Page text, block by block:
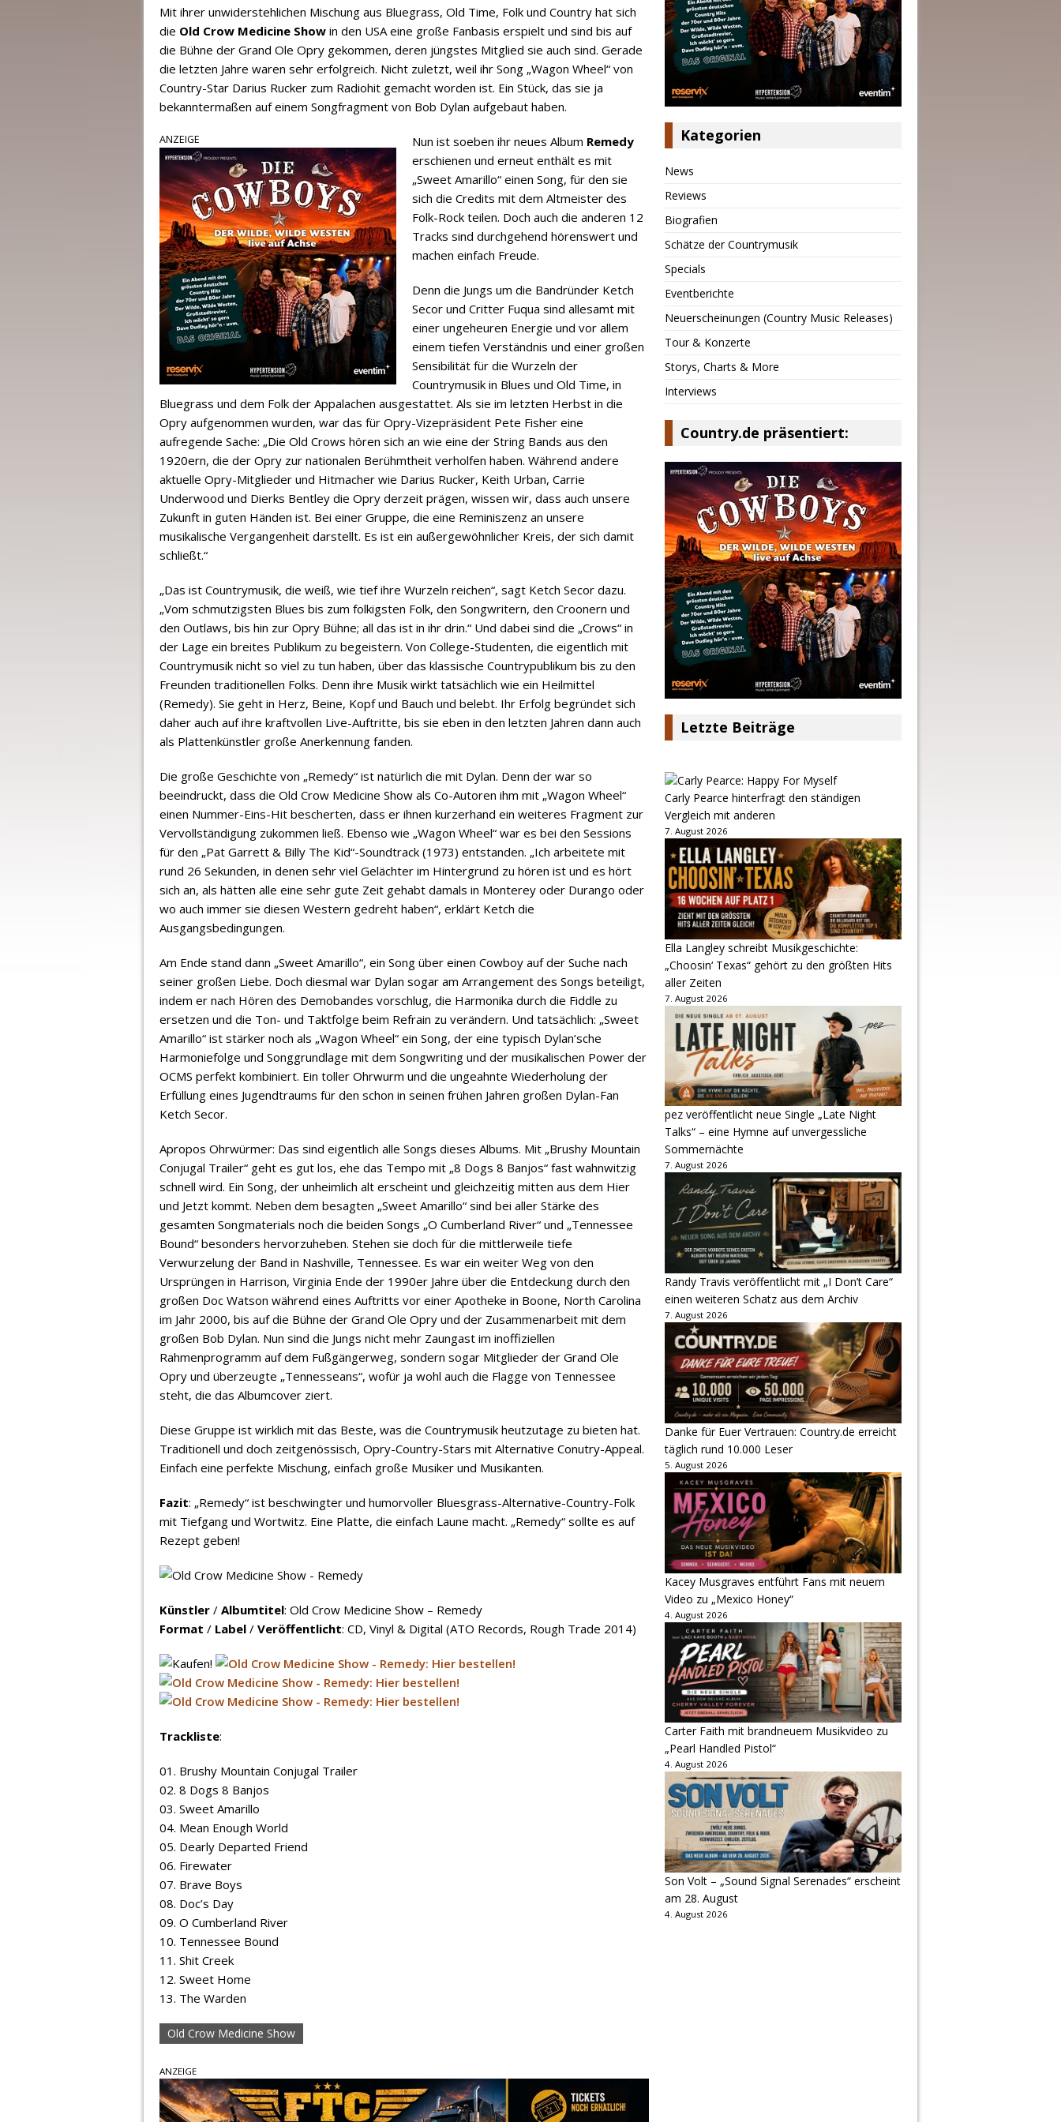
Mit ihrer unwiderstehlichen Mischung aus Bluegrass, Old Time, Folk und Country hat sich
die Old Crow Medicine Show in den USA eine große Fanbasis erspielt und sind bis auf
die Bühne der Grand Ole Opry gekommen, deren jüngstes Mitglied sie auch sind. Gerade
die letzten Jahre waren sehr erfolgreich. Nicht zuletzt, weil ihr Song „Wagon Wheel“ von
Country-Star Darius Rucker zum Radiohit gemacht worden ist. Ein Stück, das sie ja
bekanntermaßen auf einem Songfragment von Bob Dylan aufgebaut haben.
ANZEIGE Nun ist soeben ihr neues Album Remedy
erschienen und erneut enthält es mit
„Sweet Amarillo“ einen Song, für den sie
sich die Credits mit dem Altmeister des
Folk-Rock teilen. Doch auch die anderen 12
Tracks sind durchgehend hörenswert und
machen einfach Freude.
Denn die Jungs um die Bandründer Ketch
Secor und Critter Fuqua sind allesamt mit
einer ungeheuren Energie und vor allem
einem tiefen Verständnis und einer großen
Sensibilität für die Wurzeln der
Countrymusik in Blues und Old Time, in
Bluegrass und dem Folk der Appalachen ausgestattet. Als sie im letzten Herbst in die
Opry aufgenommen wurden, war das für Opry-Vizepräsident Pete Fisher eine
aufregende Sache: „Die Old Crows hören sich an wie eine der String Bands aus den
1920ern, die der Opry zur nationalen Berühmtheit verholfen haben. Während andere
aktuelle Opry-Mitglieder und Hitmacher wie Darius Rucker, Keith Urban, Carrie
Underwood und Dierks Bentley die Opry derzeit prägen, wissen wir, dass auch unsere
Zukunft in guten Händen ist. Bei einer Gruppe, die eine Reminiszenz an unsere
musikalische Vergangenheit darstellt. Es ist ein außergewöhnlicher Kreis, der sich damit
schließt.“
„Das ist Countrymusik, die weiß, wie tief ihre Wurzeln reichen“, sagt Ketch Secor dazu.
„Vom schmutzigsten Blues bis zum folkigsten Folk, den Songwritern, den Croonern und
den Outlaws, bis hin zur Opry Bühne; all das ist in ihr drin.“ Und dabei sind die „Crows“ in
der Lage ein breites Publikum zu begeistern. Von College-Studenten, die eigentlich mit
Countrymusik nicht so viel zu tun haben, über das klassische Countrypublikum bis zu den
Freunden traditionellen Folks. Denn ihre Musik wirkt tatsächlich wie ein Heilmittel
(Remedy). Sie geht in Herz, Beine, Kopf und Bauch und belebt. Ihr Erfolg begründet sich
daher auch auf ihre kraftvollen Live-Auftritte, bis sie eben in den letzten Jahren dann auch
als Plattenkünstler große Anerkennung fanden.
Die große Geschichte von „Remedy“ ist natürlich die mit Dylan. Denn der war so
beeindruckt, dass die Old Crow Medicine Show als Co-Autoren ihm mit „Wagon Wheel“
einen Nummer-Eins-Hit bescherten, dass er ihnen kurzerhand ein weiteres Fragment zur
Vervollständigung zukommen ließ. Ebenso wie „Wagon Wheel“ war es bei den Sessions
für den „Pat Garrett & Billy The Kid“-Soundtrack (1973) entstanden. „Ich arbeitete mit
rund 26 Sekunden, in denen sehr viel Gelächter im Hintergrund zu hören ist und es hört
sich an, als hätten alle eine sehr gute Zeit gehabt damals in Monterey oder Durango oder
wo auch immer sie diesen Western gedreht haben“, erklärt Ketch die
Ausgangsbedingungen.
Am Ende stand dann „Sweet Amarillo“, ein Song über einen Cowboy auf der Suche nach
seiner großen Liebe. Doch diesmal war Dylan sogar am Arrangement des Songs beteiligt,
indem er nach Hören des Demobandes vorschlug, die Harmonika durch die Fiddle zu
ersetzen und die Ton- und Taktfolge beim Refrain zu verändern. Und tatsächlich: „Sweet
Amarillo“ ist stärker noch als „Wagon Wheel“ ein Song, der eine typisch Dylan’sche
Harmoniefolge und Songgrundlage mit dem Songwriting und der musikalischen Power der
OCMS perfekt kombiniert. Ein toller Ohrwurm und die ungeahnte Wiederholung der
Erfüllung eines Jugendtraums für den schon in seinen frühen Jahren großen Dylan-Fan
Ketch Secor.
Apropos Ohrwürmer: Das sind eigentlich alle Songs dieses Albums. Mit „Brushy Mountain
Conjugal Trailer“ geht es gut los, ehe das Tempo mit „8 Dogs 8 Banjos“ fast wahnwitzig
schnell wird. Ein Song, der unheimlich alt erscheint und gleichzeitig mitten aus dem Hier
und Jetzt kommt. Neben dem besagten „Sweet Amarillo“ sind bei aller Stärke des
gesamten Songmaterials noch die beiden Songs „O Cumberland River“ und „Tennessee
Bound“ besonders hervorzuheben. Stehen sie doch für die mittlerweile tiefe
Verwurzelung der Band in Nashville, Tennessee. Es war ein weiter Weg von den
Ursprüngen in Harrison, Virginia Ende der 1990er Jahre über die Entdeckung durch den
großen Doc Watson während eines Auftritts vor einer Apotheke in Boone, North Carolina
im Jahr 2000, bis auf die Bühne der Grand Ole Opry und der Zusammenarbeit mit dem
großen Bob Dylan. Nun sind die Jungs nicht mehr Zaungast im inoffiziellen
Rahmenprogramm auf dem Fußgängerweg, sondern sogar Mitglieder der Grand Ole
Opry und überzeugte „Tennesseans“, wofür ja wohl auch die Flagge von Tennessee
steht, die das Albumcover ziert.
Diese Gruppe ist wirklich mit das Beste, was die Countrymusik heutzutage zu bieten hat.
Traditionell und doch zeitgenössisch, Opry-Country-Stars mit Alternative Conutry-Appeal.
Einfach eine perfekte Mischung, einfach große Musiker und Musikanten.
Fazit: „Remedy“ ist beschwingter und humorvoller Bluesgrass-Alternative-Country-Folk
mit Tiefgang und Wortwitz. Eine Platte, die einfach Laune macht. „Remedy“ sollte es auf
Rezept geben!
Künstler / Albumtitel: Old Crow Medicine Show – Remedy
Format / Label / Veröffentlicht: CD, Vinyl & Digital (ATO Records, Rough Trade 2014)
Trackliste:
01. Brushy Mountain Conjugal Trailer
02. 8 Dogs 8 Banjos
03. Sweet Amarillo
04. Mean Enough World
05. Dearly Departed Friend
06. Firewater
07. Brave Boys
08. Doc’s Day
09. O Cumberland River
10. Tennessee Bound
11. Shit Creek
12. Sweet Home
13. The Warden
Old Crow Medicine Show
ANZEIGE
Kategorien
News
Reviews
Biografien
Schätze der Countrymusik
Specials
Eventberichte
Neuerscheinungen (Country Music Releases)
Tour & Konzerte
Storys, Charts & More
Interviews
Country.de präsentiert:
Letzte Beiträge
Carly Pearce hinterfragt den ständigen
Vergleich mit anderen
7. August 2026
Ella Langley schreibt Musikgeschichte:
„Choosin‘ Texas“ gehört zu den größten Hits
aller Zeiten
7. August 2026
pez veröffentlicht neue Single „Late Night
Talks“ – eine Hymne auf unvergessliche
Sommernächte
7. August 2026
Randy Travis veröffentlicht mit „I Don’t Care“
einen weiteren Schatz aus dem Archiv
7. August 2026
Danke für Euer Vertrauen: Country.de erreicht
täglich rund 10.000 Leser
5. August 2026
Kacey Musgraves entführt Fans mit neuem
Video zu „Mexico Honey“
4. August 2026
Carter Faith mit brandneuem Musikvideo zu
„Pearl Handled Pistol“
4. August 2026
Son Volt – „Sound Signal Serenades“ erscheint
am 28. August
4. August 2026